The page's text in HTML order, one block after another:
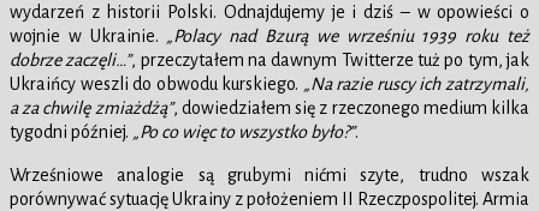
wydarzeń z historii Polski. Odnajdujemy je i dziś – w opowieści o
wojnie w Ukrainie. „Polacy nad Bzurą we wrześniu 1939 roku też
dobrze zaczęli…”, przeczytałem na dawnym Twitterze tuż po tym, jak
Ukraińcy weszli do obwodu kurskiego. „Na razie ruscy ich zatrzymali,
a za chwilę zmiażdżą”, dowiedziałem się z rzeczonego medium kilka
tygodni później. „Po co więc to wszystko było?”.
Wrześniowe analogie są grubymi nićmi szyte, trudno wszak
porównywać sytuację Ukrainy z położeniem II Rzeczpospolitej. Armia